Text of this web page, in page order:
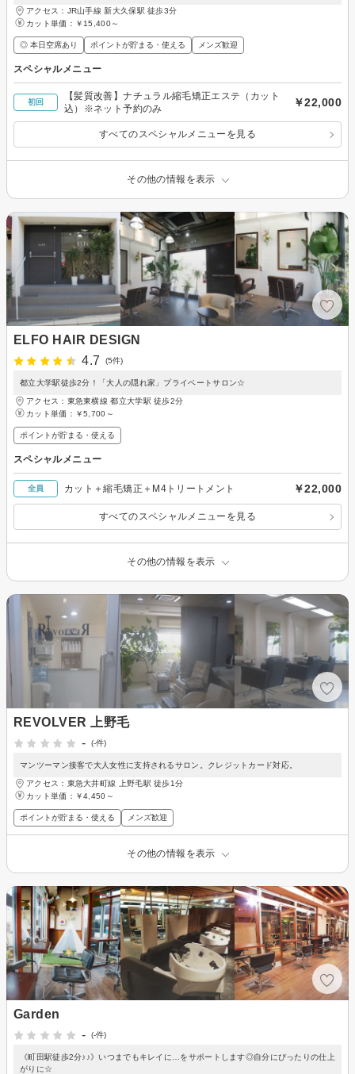
アクセス：JR山手線 新大久保駅 徒歩3分
カット単価： ￥15,400～
◎ 本日空席あり ポイントが貯まる・使える メンズ歓迎
スペシャルメニュー
初回
【髪質改善】ナチュラル縮毛矯正エステ（カット
込）※ネット予約のみ
￥22,000
すべてのスペシャルメニューを見る
その他の情報を表示
ELFO HAIR DESIGN
4.7
(5件)
都立大学駅徒歩2分！「大人の隠れ家」プライベートサロン☆
アクセス：東急東横線 都立大学駅 徒歩2分
カット単価： ￥5,700～
ポイントが貯まる・使える
スペシャルメニュー
全員 カット＋縮毛矯正＋M4トリートメント ￥22,000
すべてのスペシャルメニューを見る
その他の情報を表示
REVOLVER 上野毛
-
(-件)
マンツーマン接客で大人女性に支持されるサロン。クレジットカード対応。
アクセス：東急大井町線 上野毛駅 徒歩1分
カット単価： ￥4,450～
ポイントが貯まる・使える メンズ歓迎
その他の情報を表示
Garden
-
(-件)
《町田駅徒歩2分♪♪》いつまでもキレイに…をサポートします◎自分にぴったりの仕上
がりに☆